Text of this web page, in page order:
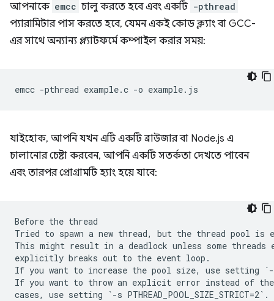
আপনাকে emcc চালু করতে হবে এবং একটি -pthread
প্যারামিটার পাস করতে হবে, যেমন একই কোড ক্ল্যাং বা GCC-
এর সাথে অন্যান্য প্ল্যাটফর্মে কম্পাইল করার সময়:
emcc -pthread example.c -o
যাইহোক, আপনি যখন এটি একটি ব্রাউজার বা Node.js এ
চালানোর চেষ্টা করবেন, আপনি একটি সতর্কতা দেখতে পাবেন
এবং তারপর প্রোগ্রামটি হ্যাং হয়ে যাবে:
Before the thread
Tried to spawn a new thread, but the thread pool is
This might result in a deadlock unless some
explicitly breaks out to the event loop.
If you want to increase the pool size, use setting `-s
If you want to throw an explicit error instead of
cases, use setting `-s PTHREAD_POOL_SIZE_STRICT=2`.